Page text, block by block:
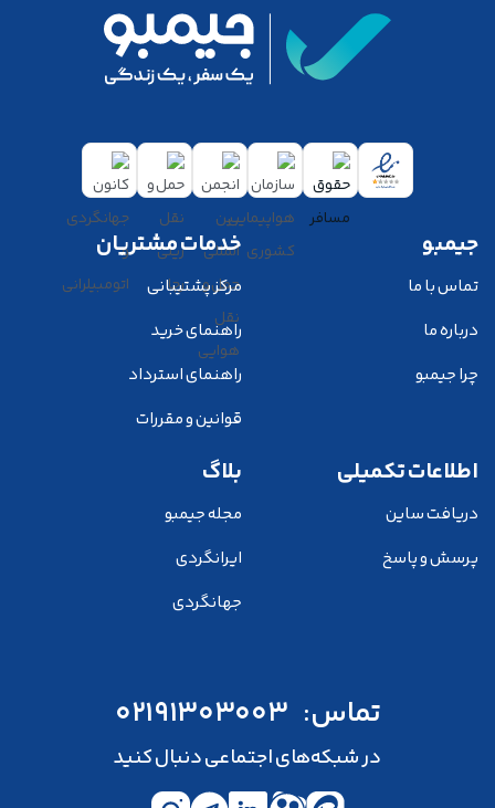
جیمبو
تماس با ما
درباره ما
چرا جیمبو
خدمات مشتریان
مرکز پشتیبانی
راهنمای خرید
راهنمای استرداد
قوانین و مقررات
اطلاعات تکمیلی
دریافت ساین
پرسش و پاسخ
بلاگ
مجله جیمبو
ایرانگردی
جهانگردی
تماس: 02191303003
در شبکه‌های اجتماعی دنبال کنید